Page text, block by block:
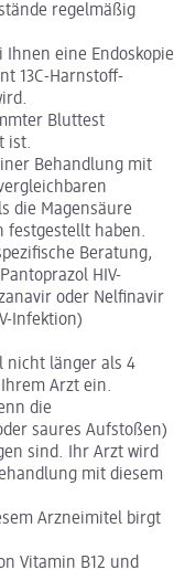
regelmäßig
eine Endoskopie
13C-Harnstoff-
Bluttest
ist.
Behandlung mit
die Magensäure
festgestellt haben.
Beratung,
HIV-
oder Nelfinavir
Infektion)
nicht länger als 4
Arzt ein.
die
saures Aufstoßen)
sind. Ihr Arzt wird
mit diesem
Arzneimitel birgt
Vitamin B12 und